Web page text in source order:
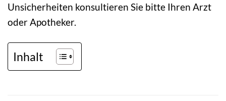
Unsicherheiten konsultieren Sie bitte Ihren Arzt
oder Apotheker.
Inhalt